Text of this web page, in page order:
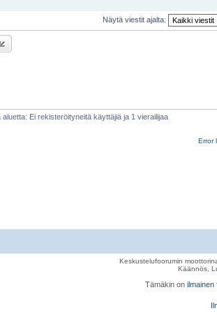
Näytä viestit ajalta:
Ei rekisteröityneitä käyttäjiä ja 1 vierailijaa
Error
Keskustelufoorumin
Käännös,
Tämäkin on ilmainen